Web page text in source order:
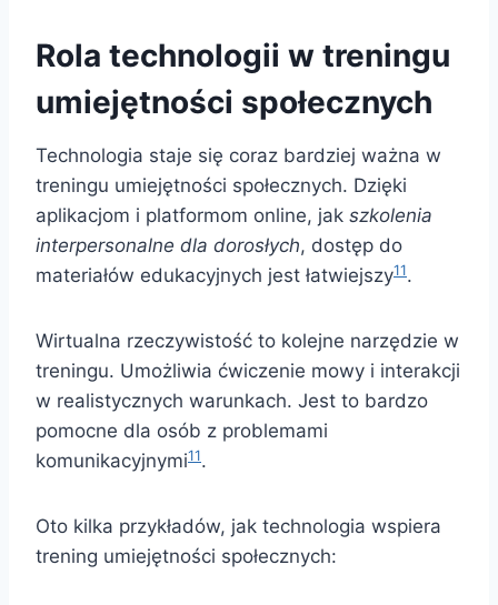
Rola technologii w treningu
umiejętności społecznych
Technologia staje się coraz bardziej ważna w
treningu umiejętności społecznych. Dzięki
aplikacjom i platformom online, jak szkolenia
interpersonalne dla dorosłych, dostęp do
materiałów edukacyjnych jest łatwiejszy11.
Wirtualna rzeczywistość to kolejne narzędzie w
treningu. Umożliwia ćwiczenie mowy i interakcji
w realistycznych warunkach. Jest to bardzo
pomocne dla osób z problemami
komunikacyjnymi11.
Oto kilka przykładów, jak technologia wspiera
trening umiejętności społecznych: